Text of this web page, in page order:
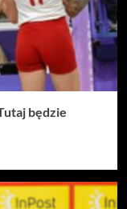
będzie